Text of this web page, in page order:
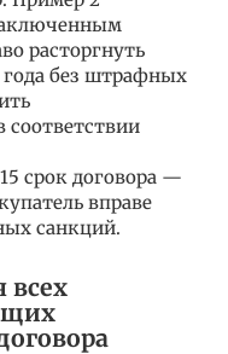
расторгнуть
года без штрафных
соответствии
срок договора —
вправе
санкций.